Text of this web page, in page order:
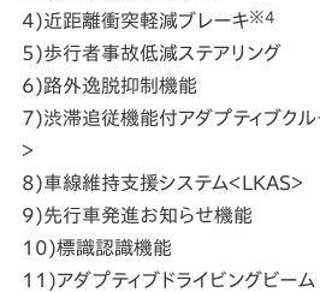
4)近距離衝突軽減ブレーキ※4
5)歩行者事故低減ステアリング
6)路外逸脱抑制機能
7)渋滞追従機能付アダプティブクル
＞
8)車線維持支援システム＜LKAS＞
9)先行車発進お知らせ機能
10)標識認識機能
11)アダプティブドライビングビーム